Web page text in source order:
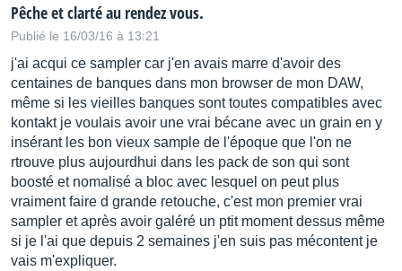
Pêche et clarté au rendez vous.
Publié le 16/03/16 à 13:21
j'ai acqui ce sampler car j'en avais marre d'avoir des
centaines de banques dans mon browser de mon DAW,
même si les vieilles banques sont toutes compatibles avec
kontakt je voulais avoir une vrai bécane avec un grain en y
insérant les bon vieux sample de l'époque que l'on ne
rtrouve plus aujourdhui dans les pack de son qui sont
boosté et nomalisé a bloc avec lesquel on peut plus
vraiment faire d grande retouche, c'est mon premier vrai
sampler et après avoir galéré un ptit moment dessus même
si je l'ai que depuis 2 semaines j'en suis pas mécontent je
vais m'expliquer.